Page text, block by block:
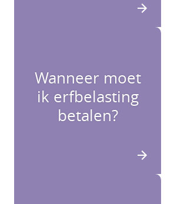
Wanneer moet
ik erfbelasting
betalen?